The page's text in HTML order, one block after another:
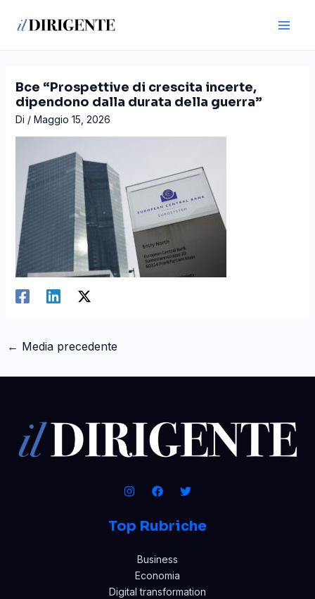
Bce “Prospettive di crescita incerte,
dipendono dalla durata della guerra”
Di / Maggio 15, 2026
articoli
← Media precedente
Top Rubriche
Business
Economia
Digital transformation